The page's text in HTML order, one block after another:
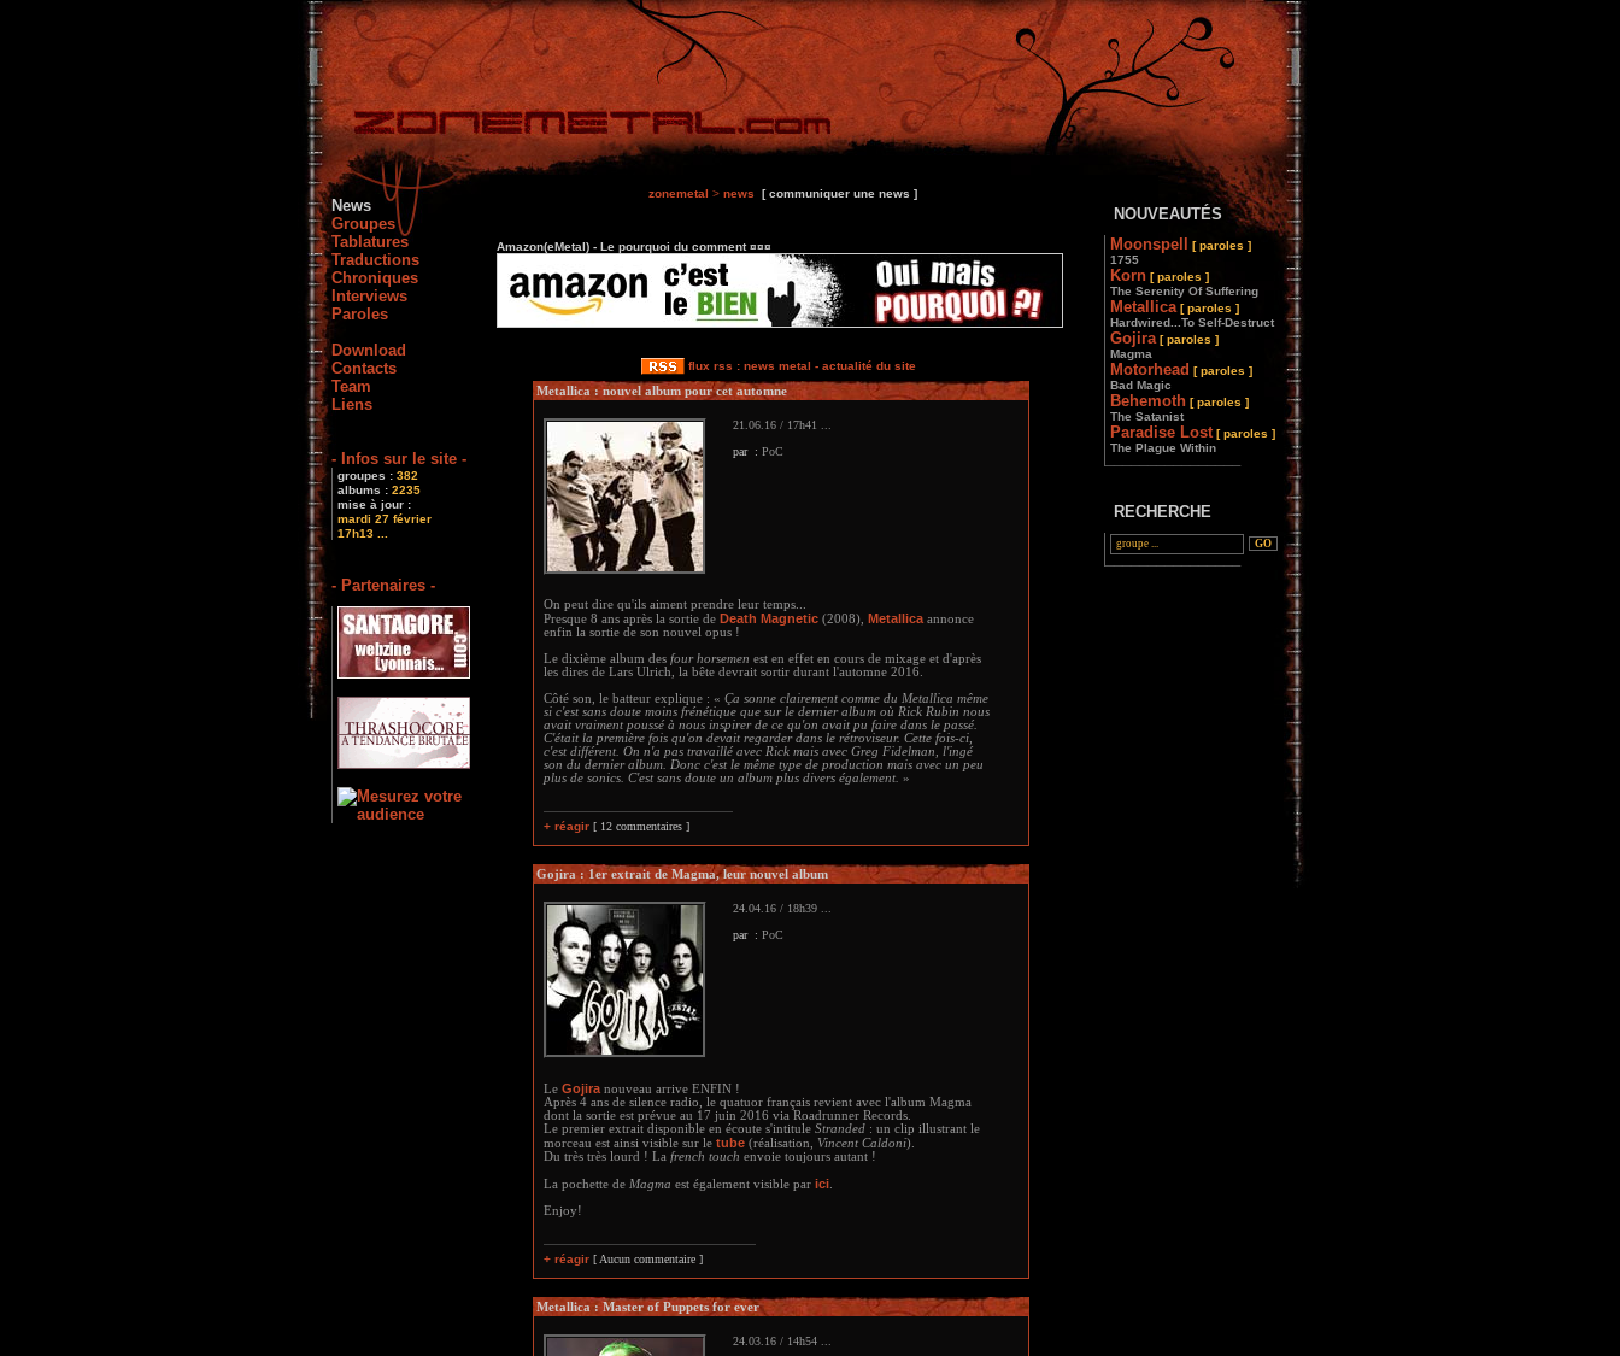
News
Groupes
Tablatures
Traductions
Chroniques
Interviews
Paroles
Download
Contacts
Team
Liens
- Infos sur le site -
groupes : 382
albums : 2235
mise à jour :
mardi 27 février
17h13 ...
- Partenaires -
zonemetal > news [ communiquer une news ]
Amazon(eMetal) - Le pourquoi du comment ¤¤¤
flux rss : news metal - actualité du site
Metallica : nouvel album pour cet automne
21.06.16 / 17h41 ...
par : PoC
On peut dire qu'ils aiment prendre leur temps...
Presque 8 ans après la sortie de Death Magnetic (2008), Metallica annonce
enfin la sortie de son nouvel opus !
Le dixième album des four horsemen est en effet en cours de mixage et d'après
les dires de Lars Ulrich, la bête devrait sortir durant l'automne 2016.
Côté son, le batteur explique : « Ça sonne clairement comme du Metallica même
si c'est sans doute moins frénétique que sur le dernier album où Rick Rubin nous
avait vraiment poussé à nous inspirer de ce qu'on avait pu faire dans le passé.
C'était la première fois qu'on devait regarder dans le rétroviseur. Cette fois-ci,
c'est différent. On n'a pas travaillé avec Rick mais avec Greg Fidelman, l'ingé
son du dernier album. Donc c'est le même type de production mais avec un peu
plus de sonics. C'est sans doute un album plus divers également. »
+ réagir [ 12 commentaires ]
Gojira : 1er extrait de Magma, leur nouvel album
24.04.16 / 18h39 ...
par : PoC
Le Gojira nouveau arrive ENFIN !
Après 4 ans de silence radio, le quatuor français revient avec l'album Magma
dont la sortie est prévue au 17 juin 2016 via Roadrunner Records.
Le premier extrait disponible en écoute s'intitule Stranded : un clip illustrant le
morceau est ainsi visible sur le tube (réalisation, Vincent Caldoni).
Du très très lourd ! La french touch envoie toujours autant !
La pochette de Magma est également visible par ici
Enjoy!
+ réagir [ Aucun commentaire ]
Metallica : Master of Puppets for ever
24.03.16 / 14h54 ...
NOUVEAUTÉS
Moonspell
[ paroles ]
1755
Korn [ paroles ]
The Serenity Of Suffering
Metallica [ paroles ]
Hardwired...To Self-Destruct
Gojira [ paroles ]
Magma
Motorhead [ paroles ]
Bad Magic
Behemoth [ paroles ]
The Satanist
Paradise Lost [ paroles ]
The Plague Within
________________
RECHERCHE
________________